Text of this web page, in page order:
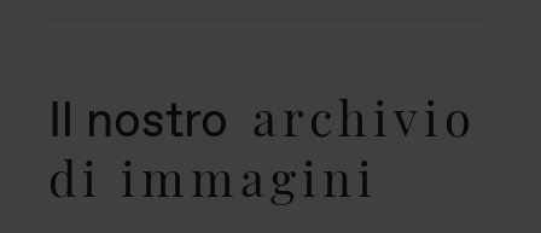
Il nostro archivio
di immagini